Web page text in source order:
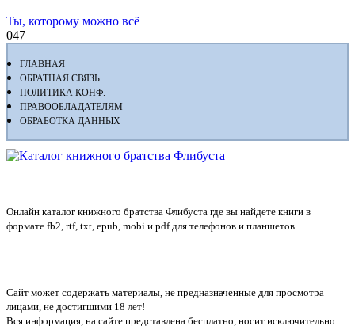
Ты, которому можно всё
047
ГЛАВНАЯ
ОБРАТНАЯ СВЯЗЬ
ПОЛИТИКА КОНФ.
ПРАВООБЛАДАТЕЛЯМ
ОБРАБОТКА ДАННЫХ
Онлайн каталог книжного братства Флибуста где вы найдете книги в
формате fb2, rtf, txt, epub, mobi и pdf для телефонов и планшетов.
Сайт может содержать материалы, не предназначенные для просмотра
лицами, не достигшими 18 лет!
Вся информация, на сайте представлена бесплатно, носит исключительно